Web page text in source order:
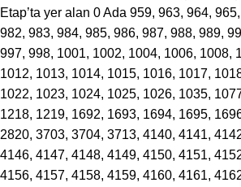
Etap’ta yer alan 0 Ada 959, 963, 964,
982, 983, 984, 985, 986, 987, 988, 989,
997, 998, 1001, 1002, 1004, 1006, 1008,
1012, 1013, 1014, 1015, 1016, 1017,
1022, 1023, 1024, 1025, 1026, 1035,
1218, 1219, 1692, 1693, 1694, 1695,
2820, 3703, 3704, 3713, 4140, 4141,
4146, 4147, 4148, 4149, 4150, 4151,
4156, 4157, 4158, 4159, 4160, 4161,